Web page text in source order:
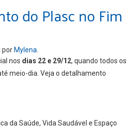
do Plasc no Fim
por Mylena
nos dias 22 e 29/12, quando todos os
meio-dia. Veja o detalhamento
da Saúde, Vida Saudável e Espaço